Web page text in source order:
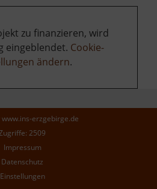
zu finanzieren, wird
eingeblendet. Cookie-
ändern.
www.ins-erzgebirge.de
2509
Impressum
Datenschutz
Einstellungen